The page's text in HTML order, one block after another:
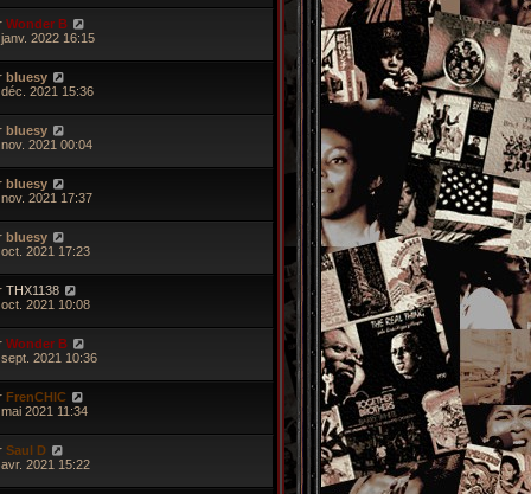
Wonder B
2022 16:15
bluesy
2021 15:36
bluesy
2021 00:04
bluesy
2021 17:37
bluesy
2021 17:23
THX1138
2021 10:08
Wonder B
2021 10:36
FrenCHIC
2021 11:34
Saul D
2021 15:22